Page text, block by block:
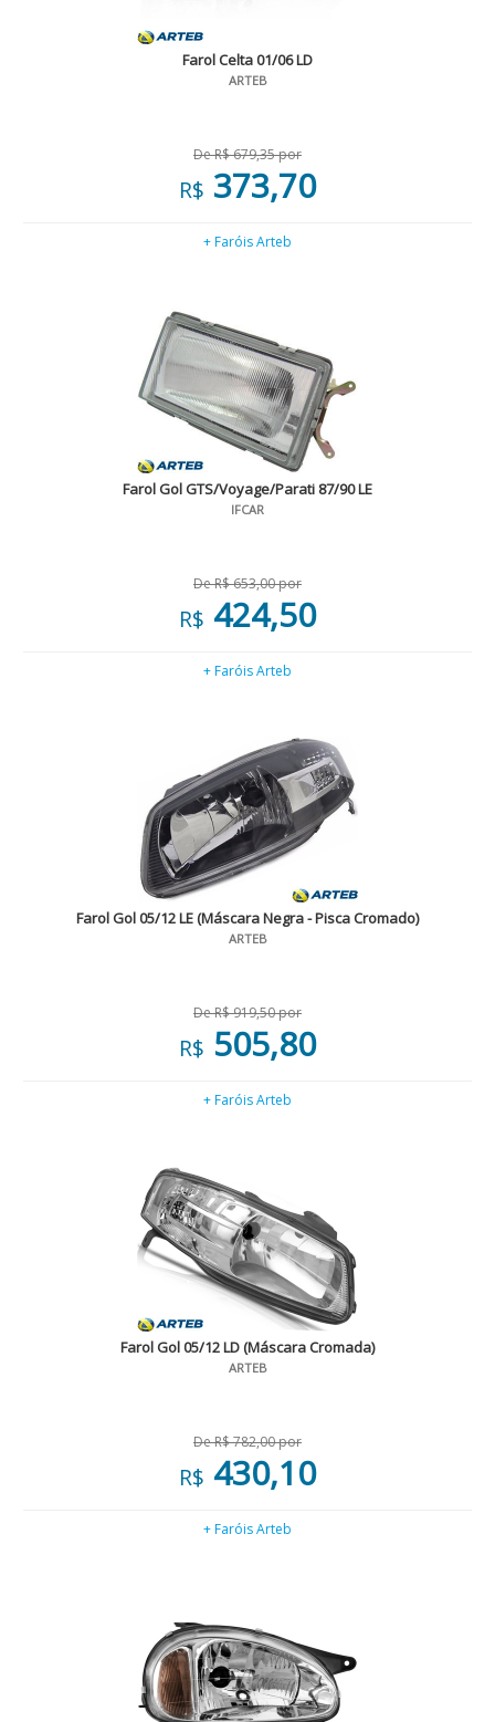
Farol Celta 01/06 LD
ARTEB
De R$ 679,35 por
R$ 373,70
+ Faróis Arteb
Farol Gol GTS/Voyage/Parati 87/90 LE
IFCAR
De R$ 653,00 por
R$ 424,50
+ Faróis Arteb
Farol Gol 05/12 LE (Máscara Negra - Pisca Cromado)
ARTEB
De R$ 919,50 por
R$ 505,80
+ Faróis Arteb
Farol Gol 05/12 LD (Máscara Cromada)
ARTEB
De R$ 782,00 por
R$ 430,10
+ Faróis Arteb